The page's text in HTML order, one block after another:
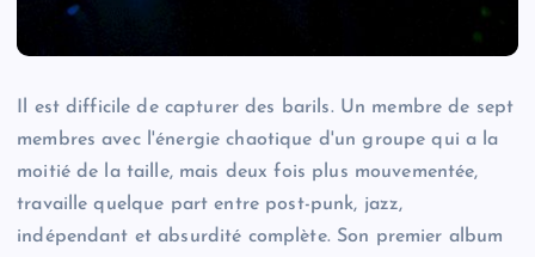
Il est difficile de capturer des barils. Un membre de sept
membres avec l'énergie chaotique d'un groupe qui a la
moitié de la taille, mais deux fois plus mouvementée,
travaille quelque part entre post-punk, jazz,
indépendant et absurdité complète. Son premier album